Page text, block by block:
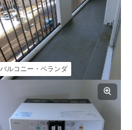
バルコニー・ベランダ